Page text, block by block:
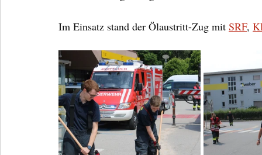
Im Einsatz stand der Ölaustritt-Zug mit SRF,